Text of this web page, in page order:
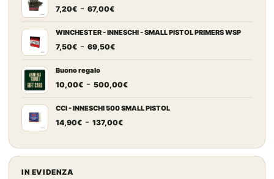
7,20€ - 67,00€Fascia
prezzo:
da
67,00€
WINCHESTER - INNESCHI - SMALL PISTOL PRIMERS WSP
7,50€ - 69,50€Fascia
da
a
69,50€
Buono regalo
10,00€ - 500,00€Fascia
prezzo:
a
500,00€
CCI - INNESCHI 500 SMALL PISTOL
14,90€ - 137,00€Fascia
prezzo:
da
IN EVIDENZA